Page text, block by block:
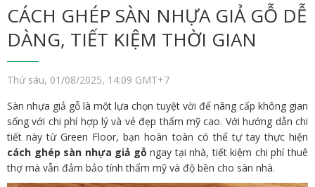
CÁCH GHÉP SÀN NHỰA GIẢ GỖ DỄ
DÀNG, TIẾT KIỆM THỜI GIAN
Thứ sáu, 01/08/2025, 14:09 GMT+7
Sàn nhựa giả gỗ là một lựa chọn tuyệt vời để nâng cấp không gian
sống với chi phí hợp lý và vẻ đẹp thẩm mỹ cao. Với hướng dẫn chi
tiết này từ Green Floor, bạn hoàn toàn có thể tự tay thực hiện
cách ghép sàn nhựa giả gỗ ngay tại nhà, tiết kiệm chi phí thuê
thợ mà vẫn đảm bảo tính thẩm mỹ và độ bền cho sàn nhà.